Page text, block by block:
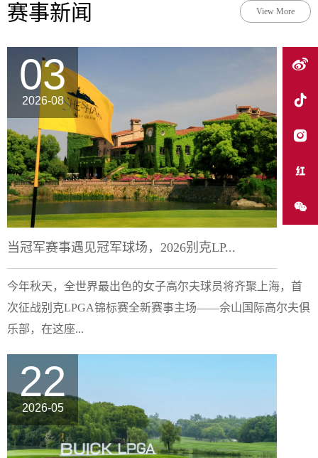
赛事新闻 View More
03
2026-08
当冠军赛事遇见冠军球场，2026别克LP...
今年秋天，全世界最出色的女子高尔夫球员将齐聚上海，首
次征战别克LPGA锦标赛全新赛事主场——佘山国际高尔夫俱
乐部，在这座...
22
2026-05